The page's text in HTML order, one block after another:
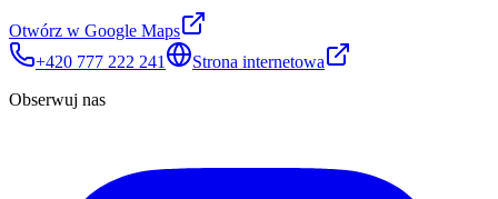
Otwórz w Google Maps
+420 777 222 241
Strona internetowa
Obserwuj nas